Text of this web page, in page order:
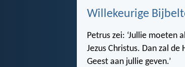
Willekeurige
Petrus zei: ‘Jullie moeten
Jezus Christus. Dan zal
Geest aan jullie geven.’